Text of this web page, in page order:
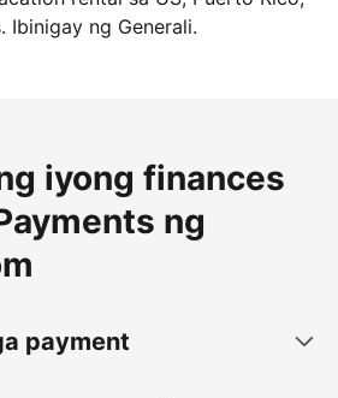
Ibinigay ng Generali.
iyong finances
ng
payment